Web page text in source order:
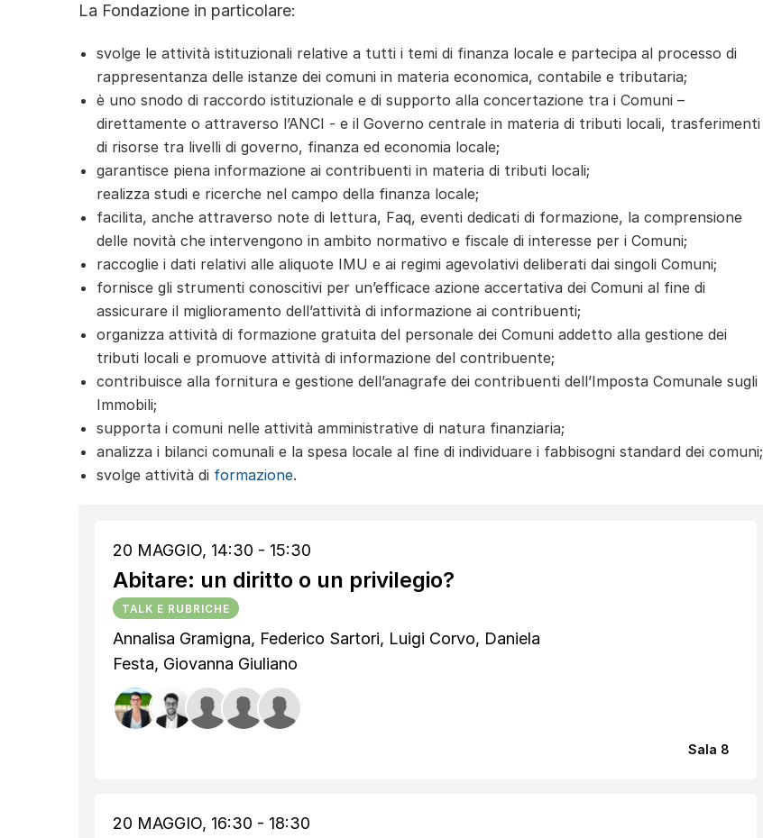
La Fondazione in particolare:
svolge le attività istituzionali relative a tutti i temi di finanza locale e partecipa al processo di
rappresentanza delle istanze dei comuni in materia economica, contabile e tributaria;
è uno snodo di raccordo istituzionale e di supporto alla concertazione tra i Comuni –
direttamente o attraverso l’ANCI - e il Governo centrale in materia di tributi locali, trasferimenti
di risorse tra livelli di governo, finanza ed economia locale;
garantisce piena informazione ai contribuenti in materia di tributi locali;
realizza studi e ricerche nel campo della finanza locale;
facilita, anche attraverso note di lettura, Faq, eventi dedicati di formazione, la comprensione
delle novità che intervengono in ambito normativo e fiscale di interesse per i Comuni;
raccoglie i dati relativi alle aliquote IMU e ai regimi agevolativi deliberati dai singoli Comuni;
fornisce gli strumenti conoscitivi per un’efficace azione accertativa dei Comuni al fine di
assicurare il miglioramento dell’attività di informazione ai contribuenti;
organizza attività di formazione gratuita del personale dei Comuni addetto alla gestione dei
tributi locali e promuove attività di informazione del contribuente;
contribuisce alla fornitura e gestione dell’anagrafe dei contribuenti dell’Imposta Comunale sugli
Immobili;
supporta i comuni nelle attività amministrative di natura finanziaria;
analizza i bilanci comunali e la spesa locale al fine di individuare i fabbisogni standard dei comuni;
svolge attività di formazione.
20 MAGGIO, 14:30 - 15:30
Abitare: un diritto o un privilegio?
TALK E RUBRICHE
Annalisa Gramigna, Federico Sartori, Luigi Corvo, Daniela
Festa, Giovanna Giuliano
Sala 8
20 MAGGIO, 16:30 - 18:30